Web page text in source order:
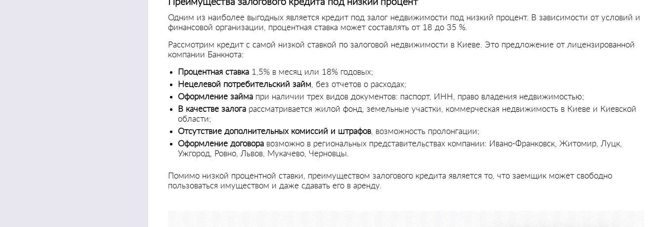
Одним из наиболее выгодных является кредит под залог недвижимости под низкий процент. В зависимости от условий и
финансовой организации, процентная ставка может составлять от 18 до 35 %.
Рассмотрим кредит с самой низкой ставкой по залоговой недвижимости в Киеве. Это предложение от лицензированной
компании Банкнота:
Процентная ставка 1,5% в месяц или 18% годовых;
Нецелевой потребительский займ , без отчетов о расходах;
Оформление займа при наличии трех видов документов: паспорт, ИНН, право владения недвижимостью;
В качестве залога рассматривается жилой фонд, земельные участки, коммерческая недвижимость в Киеве и Киевской
области;
Отсутствие дополнительных комиссий и штрафов, возможность пролонгации;
Оформление договора возможно в региональных представительствах компании: Ивано-Франковск, Житомир, Луцк,
Ужгород, Ровно, Львов, Мукачево, Черновцы.
Помимо низкой процентной ставки, преимуществом залогового кредита является то, что заемщик может свободно
пользоваться имуществом и даже сдавать его в аренду.